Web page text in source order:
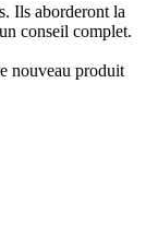
Ils aborderont la
conseil complet.
nouveau produit